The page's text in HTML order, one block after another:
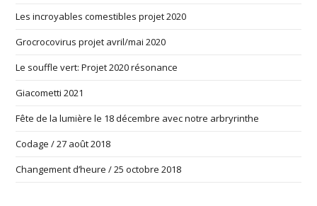
Les incroyables comestibles projet 2020
Grocrocovirus projet avril/mai 2020
Le souffle vert: Projet 2020 résonance
Giacometti 2021
Fête de la lumière le 18 décembre avec notre arbryrinthe
Codage / 27 août 2018
Changement d’heure / 25 octobre 2018